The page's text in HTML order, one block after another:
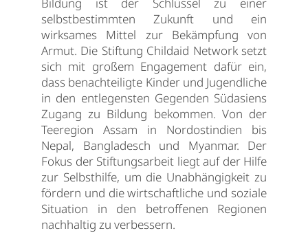
selbstbestimmten Zukunft und ein
wirksames Mittel zur Bekämpfung von
Armut. Die Stiftung Childaid Network setzt
sich mit großem Engagement dafür ein,
dass benachteiligte Kinder und Jugendliche
in den entlegensten Gegenden Südasiens
Zugang zu Bildung bekommen. Von der
Teeregion Assam in Nordostindien bis
Nepal, Bangladesch und Myanmar. Der
Fokus der Stiftungsarbeit liegt auf der Hilfe
zur Selbsthilfe, um die Unabhängigkeit zu
fördern und die wirtschaftliche und soziale
Situation in den betroffenen Regionen
nachhaltig zu verbessern.